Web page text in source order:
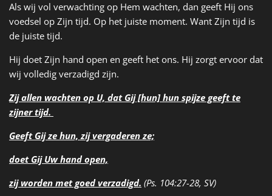
Als wij vol verwachting op Hem wachten, dan geeft Hij ons
voedsel op Zijn tijd. Op het juiste moment. Want Zijn tijd is
de juiste tijd.
Hij doet Zijn hand open en geeft het ons. Hij zorgt ervoor dat
wij volledig verzadigd zijn.
Zij allen wachten op U, dat Gij [hun] hun spijze geeft te
zijner tijd.
Geeft Gij ze hun, zij vergaderen ze;
doet Gij Uw hand open,
zij worden met goed verzadigd. (Ps. 104:27-28, SV)